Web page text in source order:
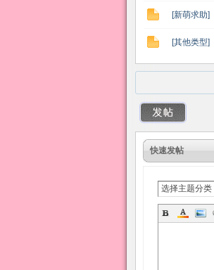
[新萌求助]
[其他类型]
快速发帖
选择主题分类